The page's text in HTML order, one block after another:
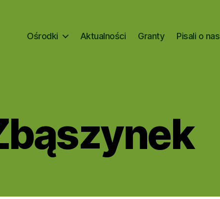
Ośrodki Aktualności Granty Pisali o nas